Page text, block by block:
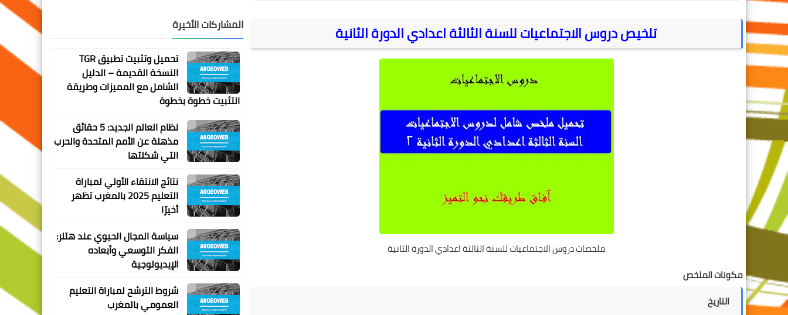
تلخيص دروس الاجتماعيات للسنة الثالثة اعدادي الدورة الثانية
ملخصات دروس الاجتماعيات للسنة الثالثة اعدادي الدورة الثانية
مكونات الملخص
التاريخ
المشاركات الأخيرة
تحميل وتثبيت تطبيق TGR
النسخة القديمة – الدليل
الشامل مع المميزات وطريقة
التثبيت خطوة بخطوة
نظام العالم الجديد: 5 حقائق
مذهلة عن الأمم المتحدة والحرب
التي شكلتها
نتائج الانتقاء الأولي لمباراة
التعليم 2025 بالمغرب تظهر
أخيرًا
سياسة المجال الحيوي عند هتلر:
الفكر التوسعي وأبعاده
الإيديولوجية
شروط الترشح لمباراة التعليم
العمومي بالمغرب